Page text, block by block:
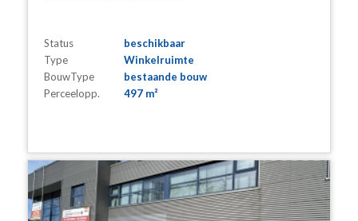
Status
beschikbaar
Type
Winkelruimte
BouwType
bestaande bouw
Perceelopp.
497 m²